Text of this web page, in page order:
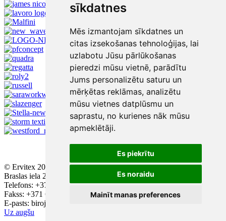
sīkdatnes
Mēs izmantojam sīkdatnes un
citas izsekošanas tehnoloģijas, lai
uzlabotu Jūsu pārlūkošanas
pieredzi mūsu vietnē, parādītu
Jums personalizētu saturu un
mērķētas reklāmas, analizētu
mūsu vietnes datplūsmu un
saprastu, no kurienes nāk mūsu
apmeklētāji.
Es piekrītu
Es noraidu
Mainīt manas preferences
© Ervitex 2016 - 2026
Braslas iela 29, ieeja A, 2. stāvs, Rīga, LV - 1084
Telefons: +371 67543384; +371 67436896
Fakss: +371 67552223
E-pasts: birojs@ervitex.lv
Uz augšu